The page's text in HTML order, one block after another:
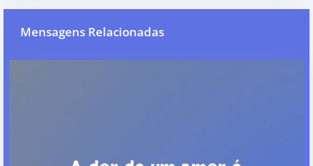
Mensagens Relacionadas